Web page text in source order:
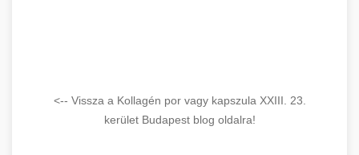
<-- Vissza a Kollagén por vagy kapszula XXIII. 23.
kerület Budapest blog oldalra!